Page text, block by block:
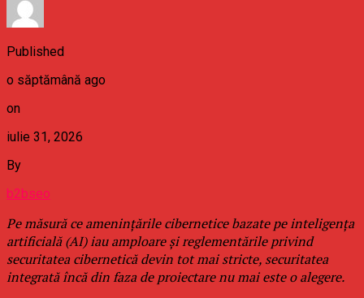
Published
o săptămână ago
on
iulie 31, 2026
By
b2bseo
Pe măsură ce amenințările cibernetice bazate pe inteligența
artificială (AI) iau amploare și reglementările privind
securitatea cibernetică devin tot mai stricte, securitatea
integrată încă din faza de proiectare nu mai este o alegere.